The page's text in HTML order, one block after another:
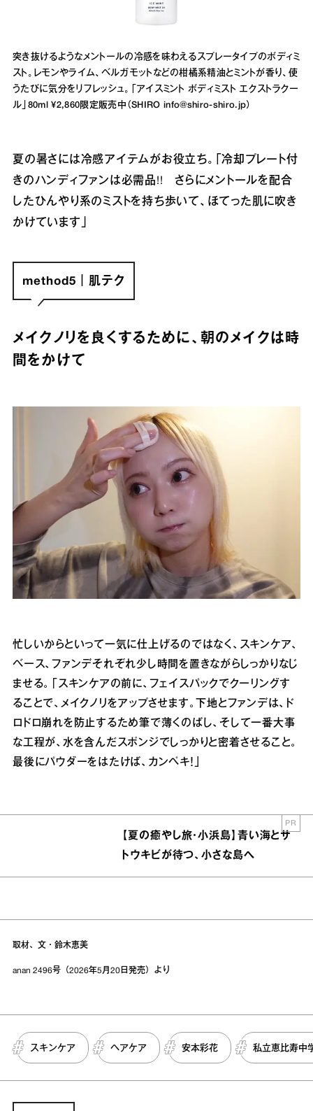
突き抜けるようなメントールの冷感を味わえるスプレータイプのボディミ
スト。レモンやライム、ベルガモットなどの柑橘系精油とミントが香り、使
うたびに気分をリフレッシュ。「アイスミント ボディミスト エクストラクー
ル」80ml ¥2,860限定販売中（SHIRO info@shiro-shiro.jp）
夏の暑さには冷感アイテムがお役立ち。「冷却プレート付
きのハンディファンは必需品!! さらにメントールを配合
したひんやり系のミストを持ち歩いて、ほてった肌に吹き
かけています」
method5｜肌テク
メイクノリを良くするために、朝のメイクは時
間をかけて
忙しいからといって一気に仕上げるのではなく、スキンケア、
ベース、ファンデそれぞれ少し時間を置きながらしっかりなじ
ませる。「スキンケアの前に、フェイスパックでクーリングす
ることで、メイクノリをアップさせます。下地とファンデは、ド
ロドロ崩れを防止するため筆で薄くのばし、そして一番大事
な工程が、水を含んだスポンジでしっかりと密着させること。
最後にパウダーをはたけば、カンペキ！」
【夏の癒やし旅・小浜島】青い海とサ
トウキビが待つ、小さな島へ
PR
取材、文・鈴木恵美
anan 2496号（2026年5月20日発売）より
スキンケア ヘアケア 安本彩花 私立恵比寿中